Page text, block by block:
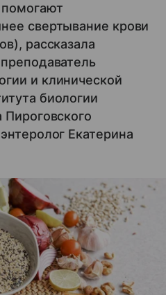
свертывание крови
рассказала
и клинической
биологии
Пироговского
Екатерина